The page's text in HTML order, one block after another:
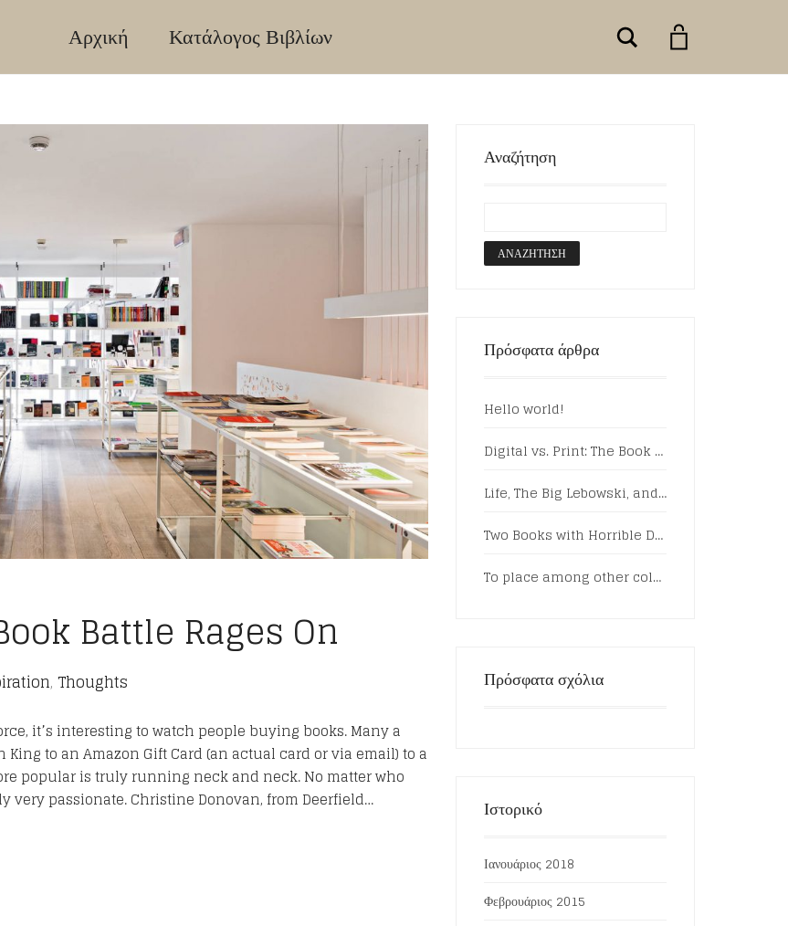
Αρχική Κατάλογος Βιβλίων Search
Battle Rages On
, Thoughts
it’s interesting to watch people buying books. Many a
to an Amazon Gift Card (an actual card or via email) to a
popular is truly running neck and neck. No matter who
passionate. Christine Donovan, from Deerfield…
Αναζήτηση
Πρόσφατα άρθρα
Hello world!
Digital vs. Print: The Book Battle Rages On
Life, The Big Lebowski, and What Have You
Two Books with Horrible Dating Advice
To place among other colors and forms
Πρόσφατα σχόλια
Ιστορικό
Ιανουάριος 2018
Φεβρουάριος 2015